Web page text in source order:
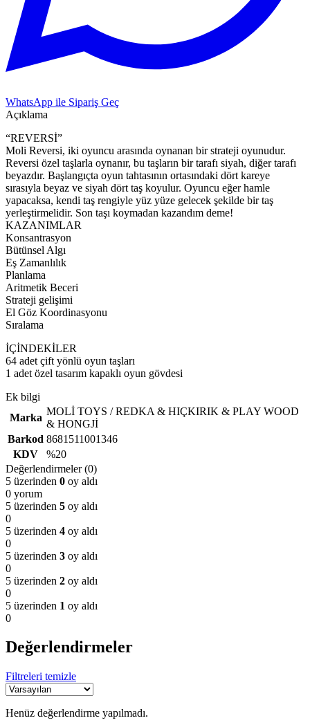
WhatsApp ile Sipariş Geç
Açıklama
“REVERSİ”
Moli Reversi, iki oyuncu arasında oynanan bir strateji oyunudur.
Reversi özel taşlarla oynanır, bu taşların bir tarafı siyah, diğer tarafı
beyazdır. Başlangıçta oyun tahtasının ortasındaki dört kareye
sırasıyla beyaz ve siyah dört taş koyulur. Oyuncu eğer hamle
yapacaksa, kendi taş rengiyle yüz yüze gelecek şekilde bir taş
yerleştirmelidir. Son taşı koymadan kazandım deme!
KAZANIMLAR
Konsantrasyon
Bütünsel Algı
Eş Zamanlılık
Planlama
Aritmetik Beceri
Strateji gelişimi
El Göz Koordinasyonu
Sıralama
İÇİNDEKİLER
64 adet çift yönlü oyun taşları
1 adet özel tasarım kapaklı oyun gövdesi
Ek bilgi
Marka
MOLİ TOYS / REDKA & HIÇKIRIK & PLAY WOOD
& HONGJİ
Barkod 8681511001346
KDV
%20
Değerlendirmeler (0)
5 üzerinden 0 oy aldı
0 yorum
5 üzerinden 5 oy aldı
0
5 üzerinden 4 oy aldı
0
5 üzerinden 3 oy aldı
0
5 üzerinden 2 oy aldı
0
5 üzerinden 1 oy aldı
0
Değerlendirmeler
Filtreleri temizle
Henüz değerlendirme yapılmadı.